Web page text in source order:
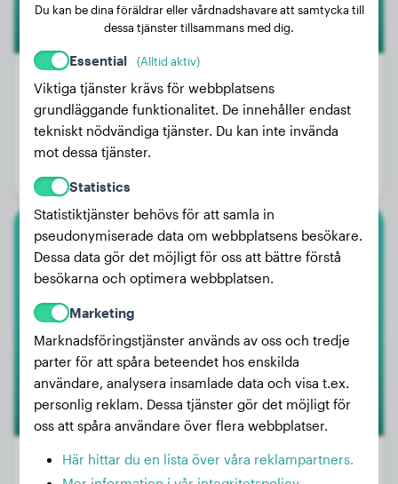
Vikt:
16 kg
Ålder:
Kön:
Amerikansk Bully
Willow
Du kan be dina föräldrar eller vårdnadshavare att samtycka till
dessa tjänster tillsammans med dig.
Essential (Alltid aktiv)
Viktiga tjänster krävs för webbplatsens
grundläggande funktionalitet. De innehåller endast
tekniskt nödvändiga tjänster. Du kan inte invända
mot dessa tjänster.
Statistics
Statistiktjänster behövs för att samla in
pseudonymiserade data om webbplatsens besökare.
Dessa data gör det möjligt för oss att bättre förstå
besökarna och optimera webbplatsen.
Marketing
Marknadsföringstjänster används av oss och tredje
parter för att spåra beteendet hos enskilda
användare, analysera insamlade data och visa t.ex.
personlig reklam. Dessa tjänster gör det möjligt för
oss att spåra användare över flera webbplatser.
Här hittar du en lista över våra reklampartners.